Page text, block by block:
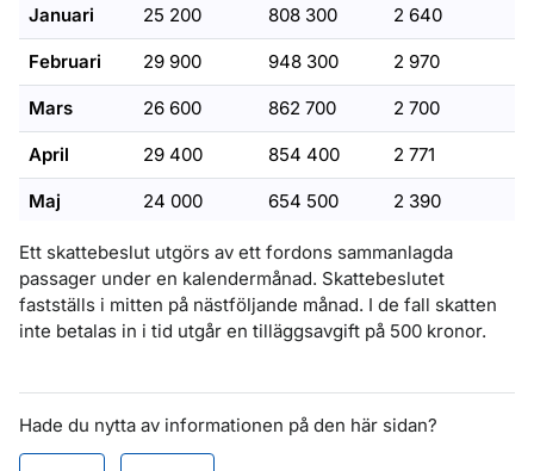
November 497 500 84 636 300 9 220
December 492 800 71 121 200 8 630
Januari 25 200 808 300 2 640
Februari 29 900 948 300 2 970
Mars 26 600 862 700 2 700
April 29 400 854 400 2 771
Maj 24 000 654 500 2 390
Juni 47 100 1 088 000 4 730
Juli Ingen skatt tas ut under juli månad.
Augusti 85 300 2 002 200 9 640
September 31 200 869 700 3 150
Oktober 35 900 1 122 100 4 050
Ett skattebeslut utgörs av ett fordons sammanlagda
passager under en kalendermånad. Skattebeslutet
fastställs i mitten på nästföljande månad. I de fall skatten
inte betalas in i tid utgår en tilläggsavgift på 500 kronor.
Hade du nytta av informationen på den här sidan?